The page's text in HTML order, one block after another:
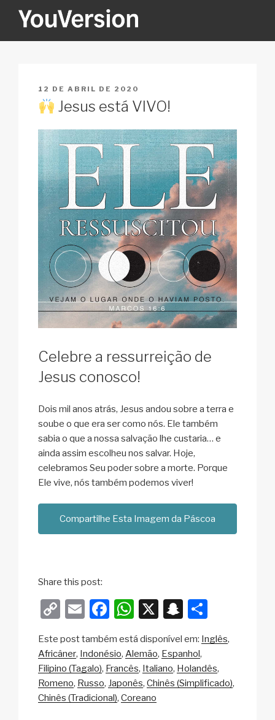
YOUVERSION
PUBLICADO
EM
12 DE ABRIL DE 2020
Jesus está VIVO!
Celebre a ressurreição de
Jesus conosco!
Dois mil anos atrás, Jesus andou sobre a terra e
soube o que era ser como nós. Ele também
sabia o que a nossa salvação lhe custaria… e
ainda assim escolheu nos salvar. Hoje,
celebramos Seu poder sobre a morte. Porque
Ele vive, nós também podemos viver!
Compartilhe Esta Imagem da Páscoa
Share this post:
C
p
y
Li
n
E
ail
F
c
e
b
o
W
at
s
A
p
X
S
a
p
c
ar
e
Este post também está disponível em: Inglês
Africâner Indonésio Alemão Espanhol
Filipino (Tagalo) Francês Italiano Holandês
Romeno Russo Japonês Chinês (Simplificado)
Chinês (Tradicional) Coreano